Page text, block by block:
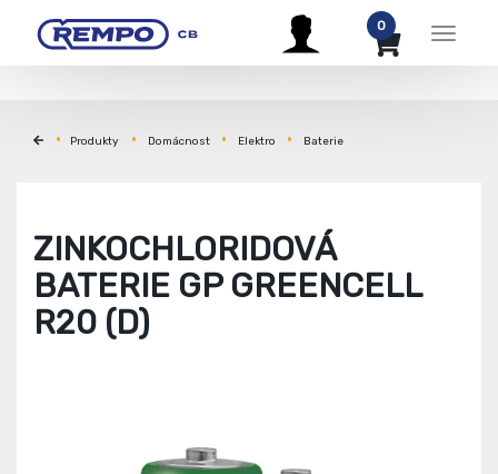
Menu
0
Produkty Domácnost Elektro Baterie
ZINKOCHLORIDOVÁ
BATERIE GP GREENCELL
R20 (D)